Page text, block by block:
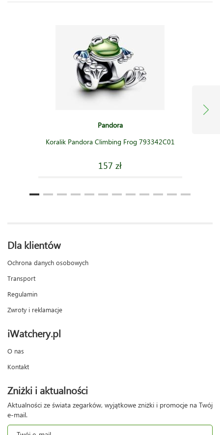
Pandora
Koralik Pandora Climbing Frog 793342C01
157 zł
Dla klientów
Ochrona danych osobowych
Transport
Regulamin
Zwroty i reklamacje
iWatchery.pl
O nas
Kontakt
Zniżki i aktualności
Aktualności ze świata zegarków, wyjątkowe zniżki i promocje na Twój
e-mail.